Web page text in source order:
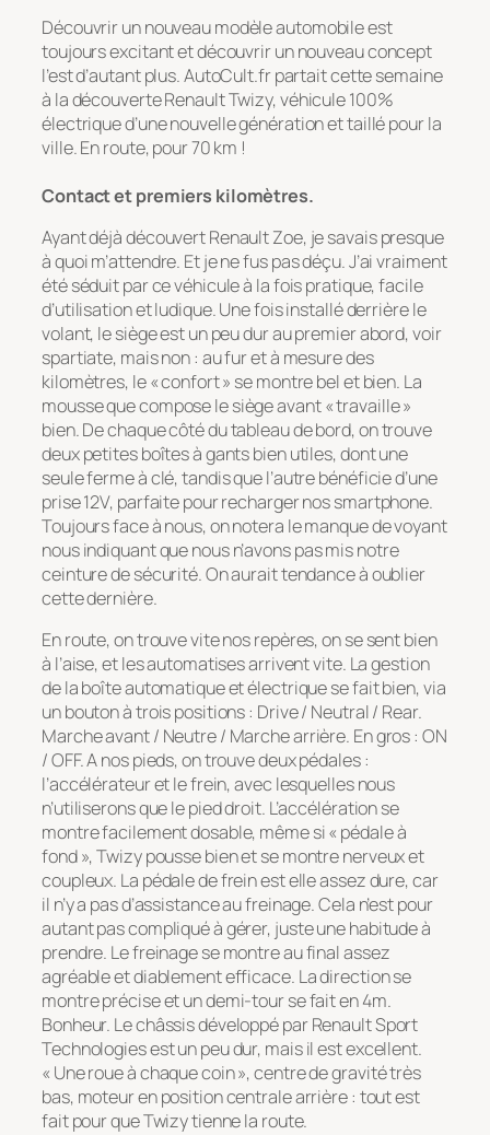
Découvrir un nouveau modèle automobile est
toujours excitant et découvrir un nouveau concept
l’est d’autant plus. AutoCult.fr partait cette semaine
à la découverte Renault Twizy, véhicule 100%
électrique d’une nouvelle génération et taillé pour la
ville. En route, pour 70 km !
Contact et premiers kilomètres.
Ayant déjà découvert Renault Zoe, je savais presque
à quoi m’attendre. Et je ne fus pas déçu. J’ai vraiment
été séduit par ce véhicule à la fois pratique, facile
d’utilisation et ludique. Une fois installé derrière le
volant, le siège est un peu dur au premier abord, voir
spartiate, mais non : au fur et à mesure des
kilomètres, le « confort » se montre bel et bien. La
mousse que compose le siège avant « travaille »
bien. De chaque côté du tableau de bord, on trouve
deux petites boîtes à gants bien utiles, dont une
seule ferme à clé, tandis que l’autre bénéficie d’une
prise 12V, parfaite pour recharger nos smartphone.
Toujours face à nous, on notera le manque de voyant
nous indiquant que nous n’avons pas mis notre
ceinture de sécurité. On aurait tendance à oublier
cette dernière.
En route, on trouve vite nos repères, on se sent bien
à l’aise, et les automatises arrivent vite. La gestion
de la boîte automatique et électrique se fait bien, via
un bouton à trois positions : Drive / Neutral / Rear.
Marche avant / Neutre / Marche arrière. En gros : ON
/ OFF. A nos pieds, on trouve deux pédales :
l’accélérateur et le frein, avec lesquelles nous
n’utiliserons que le pied droit. L’accélération se
montre facilement dosable, même si « pédale à
fond », Twizy pousse bien et se montre nerveux et
coupleux. La pédale de frein est elle assez dure, car
il n’y a pas d’assistance au freinage. Cela n’est pour
autant pas compliqué à gérer, juste une habitude à
prendre. Le freinage se montre au final assez
agréable et diablement efficace. La direction se
montre précise et un demi-tour se fait en 4m.
Bonheur. Le châssis développé par Renault Sport
Technologies est un peu dur, mais il est excellent.
« Une roue à chaque coin », centre de gravité très
bas, moteur en position centrale arrière : tout est
fait pour que Twizy tienne la route.